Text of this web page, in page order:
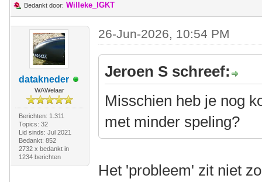
Bedankt door: Willeke_IGKT
datakneder
WAWelaar
Berichten: 1.311
Topics: 32
Lid sinds: Jul 2021
Bedankt: 852
2732 x bedankt in
1234 berichten
26-Jun-2026, 10:54 PM
Jeroen S schreef:
Misschien heb je nog
met minder speling?
Het 'probleem' zit niet